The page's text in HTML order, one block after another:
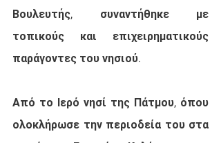
Βουλευτής, συναντήθηκε με
τοπικούς και επιχειρηματικούς
παράγοντες του νησιού.
Από το Ιερό νησί της Πάτμου, όπου
ολοκλήρωσε την περιοδεία του στα